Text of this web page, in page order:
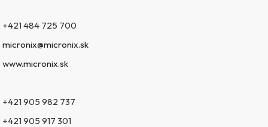
+421 484 725 700
micronix@micronix.sk
www.micronix.sk
+421 905 982 737
+421 905 917 301